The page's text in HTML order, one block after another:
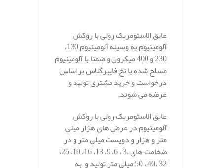
عایق الاستومریک رولی با روکش
آلومینیوم به وسیله آلومینیوم 130،
230 و 400 میکرون و ضمنا با آلومینیوم
مسلح شده با نخ فایبرگلاس براساس
درخواست و خرید مشتری تولید و
عرضه می شوند.
عایق الاستومریک رولی با روکش
آلومینیوم در عرض های هزار میلی
متر و هزار و دویست میلی متر و در
ضخامت های ،3 ، 6، 9، 13، 16، 19، 25،
32 ،40 ، 50 میلی متر تولید و به